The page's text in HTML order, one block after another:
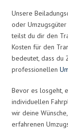
Unsere
oder
teilst du dir den
Kosten für den
bedeutet, dass du
professionellen
Bevor es losgeht,
individuellen
wir deine
erfahrenen